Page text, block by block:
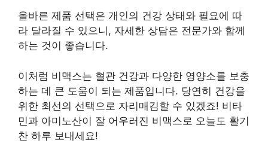
올바른 제품 선택은 개인의 건강 상태와 필요에 따
라 달라질 수 있으니, 자세한 상담은 전문가와 함께
하는 것이 좋습니다.
이처럼 비맥스는 혈관 건강과 다양한 영양소를 보충
하는 데 큰 도움이 되는 제품입니다. 당연히 건강을
위한 최선의 선택으로 자리매김할 수 있겠죠! 비타
민과 아미노산이 잘 어우러진 비맥스로 오늘도 활기
찬 하루 보내세요!